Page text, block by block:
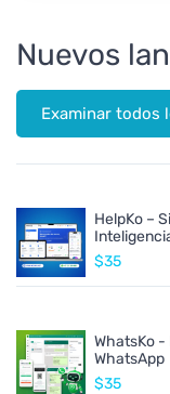
Nuevos
Examinar todos
HelpKo –
$35
WhatsKo
WhatsApp
$35